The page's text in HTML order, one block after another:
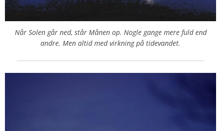
Når Solen går ned, står Månen op. Nogle gange mere fuld end
andre. Men altid med virkning på tidevandet.